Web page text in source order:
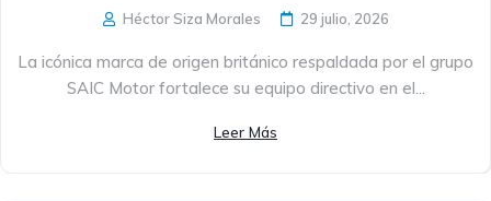
Héctor Siza Morales 29 julio, 2026
La icónica marca de origen británico respaldada por el grupo
SAIC Motor fortalece su equipo directivo en el...
Leer Más